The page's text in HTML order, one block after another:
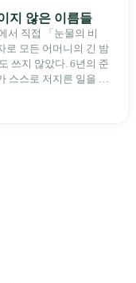
지 않은 이름들
서 직접 「눈물의 비
로 모든 어머니의 긴 밤
쓰지 않았다. 6년의 준
스스로 저지른 일을 기
년 동안 사법 재판을